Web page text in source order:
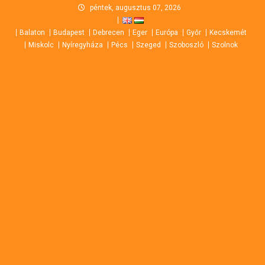
content
péntek, augusztus 07, 2026
Balaton Budapest Debrecen Eger Európa Győr
Kecskemét
Miskolc
Nyíregyháza Pécs Szeged Szoboszló Szolnok